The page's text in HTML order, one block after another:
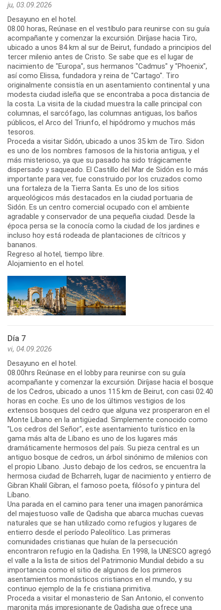
ju, 03.09.2026
Desayuno en el hotel.
08.00 horas, Reúnase en el vestíbulo para reunirse con su guía
acompañante y comenzar la excursión. Diríjase hacia Tiro,
ubicado a unos 84 km al sur de Beirut, fundado a principios del
tercer milenio antes de Cristo. Se sabe que es el lugar de
nacimiento de "Europa", sus hermanos "Cadmus" y "Phoenix",
así como Elissa, fundadora y reina de "Cartago". Tiro
originalmente consistía en un asentamiento continental y una
modesta ciudad isleña que se encontraba a poca distancia de
la costa. La visita de la ciudad muestra la calle principal con
columnas, el sarcófago, las columnas antiguas, los baños
públicos, el Arco del Triunfo, el hipódromo y muchos más
tesoros.
Proceda a visitar Sidón, ubicado a unos 35 km de Tiro. Sidon
es uno de los nombres famosos de la historia antigua, y el
más misterioso, ya que su pasado ha sido trágicamente
dispersado y saqueado. El Castillo del Mar de Sidón es lo más
importante para ver, fue construido por los cruzados como
una fortaleza de la Tierra Santa. Es uno de los sitios
arqueológicos más destacados en la ciudad portuaria de
Sidón. Es un centro comercial ocupado con el ambiente
agradable y conservador de una pequeña ciudad. Desde la
época persa se la conocía como la ciudad de los jardines e
incluso hoy está rodeada de plantaciones de cítricos y
bananos.
Regreso al hotel, tiempo libre.
Alojamiento en el hotel.
Día 7
vi, 04.09.2026
Desayuno en el hotel.
08.00hrs Reúnase en el lobby para reunirse con su guía
acompañante y comenzar la excursión. Diríjase hacia el bosque
de los Cedros, ubicado a unos 115 km de Beirut, con casi 02.40
horas en coche. Es uno de los últimos vestigios de los
extensos bosques del cedro que alguna vez prosperaron en el
Monte Líbano en la antigüedad. Simplemente conocido como
"Los cedros del Señor", este asentamiento turístico en la
gama más alta de Líbano es uno de los lugares más
dramáticamente hermosos del país. Su pieza central es un
antiguo bosque de cedros, un árbol sinónimo de milenios con
el propio Líbano. Justo debajo de los cedros, se encuentra la
hermosa ciudad de Bcharreh, lugar de nacimiento y entierro de
Gibran Khalil Gibran, el famoso poeta, filósofo y pintura del
Líbano.
Una parada en el camino para tener una imagen panorámica
del majestuoso valle de Qadisha que abarca muchas cuevas
naturales que se han utilizado como refugios y lugares de
entierro desde el período Paleolítico. Las primeras
comunidades cristianas que huían de la persecución
encontraron refugio en la Qadisha. En 1998, la UNESCO agregó
el valle a la lista de sitios del Patrimonio Mundial debido a su
importancia como el sitio de algunos de los primeros
asentamientos monásticos cristianos en el mundo, y su
continuo ejemplo de la fe cristiana primitiva.
Proceda a visitar el monasterio de San Antonio, el convento
maronita más impresionante de Qadisha que ofrece una